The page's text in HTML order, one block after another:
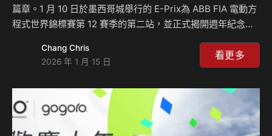
篇章。1 月 10 日於墨西哥城舉行的 E-Prix為 ABB FIA 電動方
程式世界錦標賽第 12 賽季的第二站，並正式揭開週年紀念活
運動中屢創佳績。這段歷史可追溯至 1951 年利曼 24 小時耐
力賽，當時由原廠打造的 356 SL 由客戶車隊駕駛，成功奪下
Thomas Laudenbach 表示：「75 年來，賽車運動一直是保
時捷品牌的核心。我們不僅將其視為未來科技的研發平台，也
是展現跑車實力的重要舞台。Andretti 與廠…
Chang Chris
2026 年 1 月 15 日
看更多